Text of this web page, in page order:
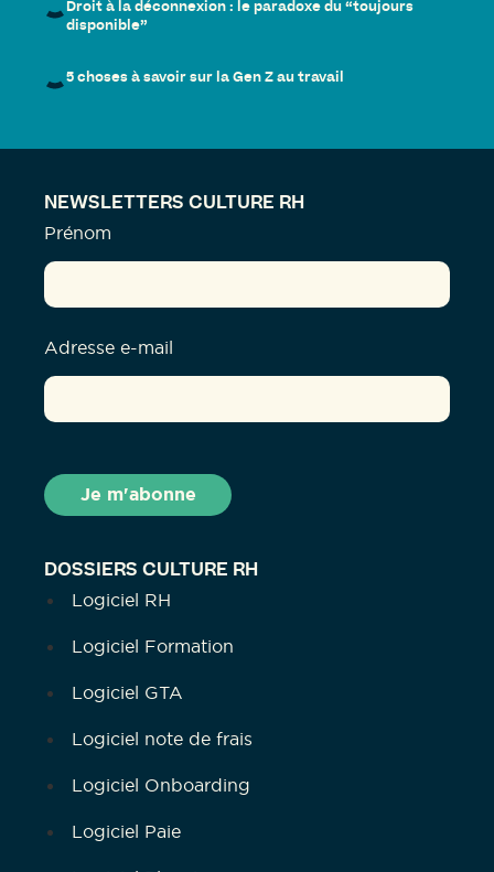
Droit à la déconnexion : le paradoxe du “toujours
disponible”
5 choses à savoir sur la Gen Z au travail
DOSSIERS CULTURE RH
Logiciel RH
Logiciel Formation
Logiciel GTA
Logiciel note de frais
Logiciel Onboarding
Logiciel Paie
NEWSLETTERS CULTURE RH
Prénom
Adresse e-mail